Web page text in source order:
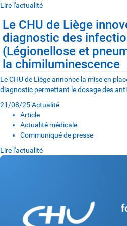
Lire l'actualité
Le CHU de Liège
diagnostic des
(Légionellose et
la chimiluminescence
Le CHU de Liège annonce la mise en
diagnostic permettant le dosage des
21/08/25Actualité
Article
Actualité médicale
Communiqué de presse
Lire l'actualité